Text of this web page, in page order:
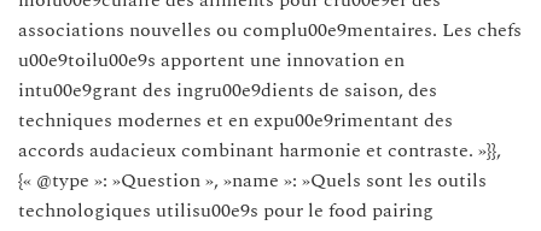
associations nouvelles ou complu00e9mentaires. Les chefs
u00e9toilu00e9s apportent une innovation en
intu00e9grant des ingru00e9dients de saison, des
techniques modernes et en expu00e9rimentant des
accords audacieux combinant harmonie et contraste. »}},
{« @type »: »Question », »name »: »Quels sont les outils
technologiques utilisu00e9s pour le food pairing